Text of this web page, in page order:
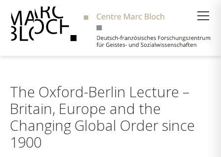
The Oxford-Berlin Lecture –
Britain, Europe and the
Changing Global Order since
1900